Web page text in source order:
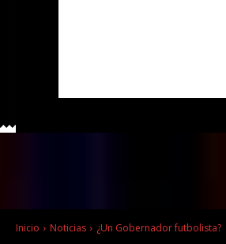
Inicio Noticias ¿Un Gobernador futbolista?